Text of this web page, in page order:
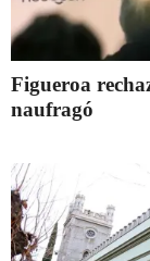
Figueroa
naufragó